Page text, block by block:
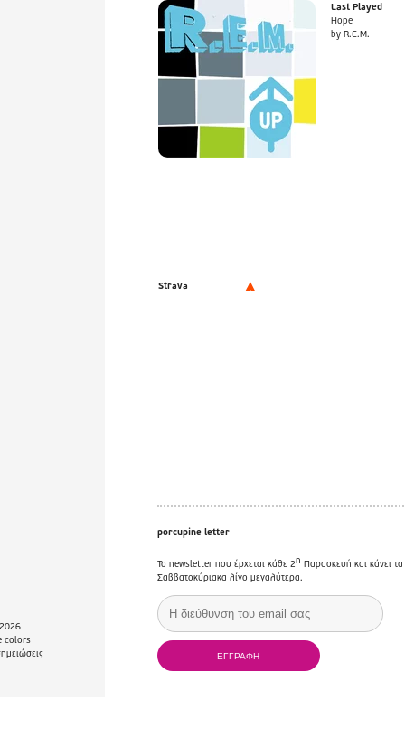
colors
Last Played
Hope
by R.E.M.
Strava
porcupine letter
Το newsletter που έρχεται κάθε 2η Παρασκευή και κάνει τα
Σαββατοκύριακα λίγο μεγαλύτερα.